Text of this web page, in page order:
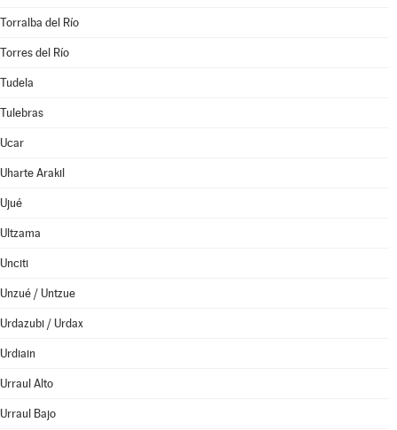
Torralba del Río
Torres del Río
Tudela
Tulebras
Ucar
Uharte Arakil
Ujué
Ultzama
Unciti
Unzué / Untzue
Urdazubi / Urdax
Urdiain
Urraul Alto
Urraul Bajo